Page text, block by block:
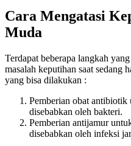
Cara Mengatasi
Muda
Terdapat beberapa langkah
masalah keputihan saat sedang
yang bisa dilakukan :
Pemberian obat antibiotik
disebabkan oleh bakteri.
Pemberian antijamur
disebabkan oleh infeksi